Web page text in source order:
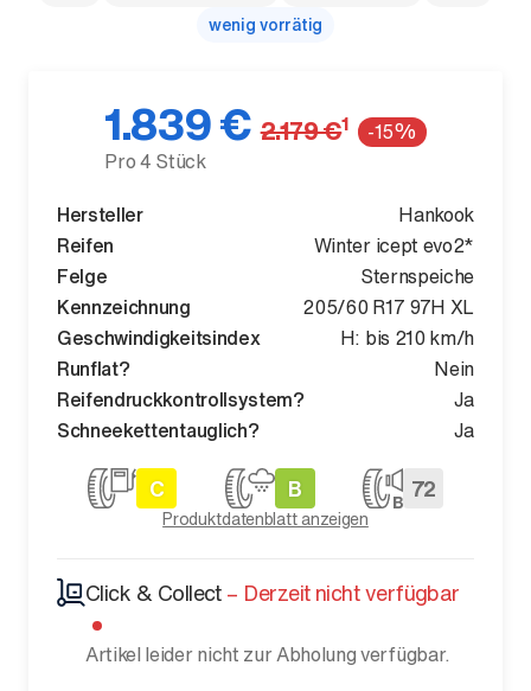
Geschaffen, um vorauszugehen.
wenig vorrätig
1.839 €
Pro 4 Stück
2.179 €1 -15%
Hersteller
Hankook
Reifen
Winter icept evo2*
Felge
Sternspeiche
Kennzeichnung
205/60 R17 97H XL
Geschwindigkeitsindex
H: bis 210 km/h
Runflat?
Nein
Reifendruckkontrollsystem?
Ja
Schneekettentauglich?
Ja
C B 72
Produktdatenblatt anzeigen
Click & Collect– Derzeit nicht verfügbar
Artikel leider nicht zur Abholung verfügbar.